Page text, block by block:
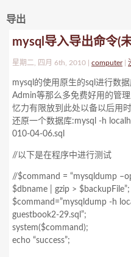
导出
mysql导入导出命令(
星期二, 四月 6th, 2010 | computer|
mysql的使用原生的sql进行数
Admin等那么多免费好用的管
忆力有限放到此处以备以后用
还原一个数据库:mysql -h
010-04-06.sql
//以下是在程序中进行测试
//$command = “mysqldump
$dbname | gzip > $backupFile”;
$command=”mysqldump -h
guestbook2-29.sql”;
system($command);
echo “success”;